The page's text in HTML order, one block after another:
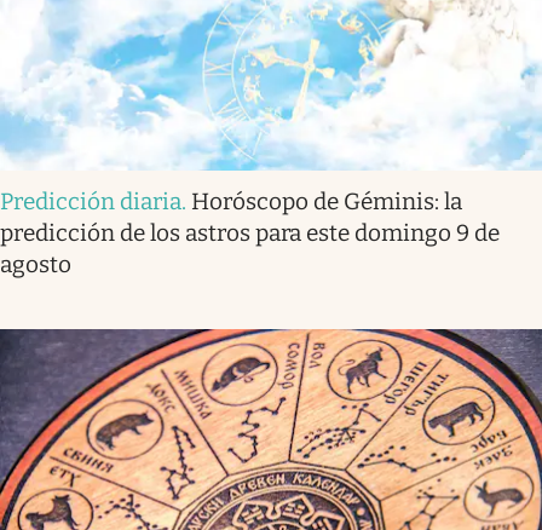
Predicción diaria. Horóscopo de Géminis: la
predicción de los astros para este domingo 9 de
agosto